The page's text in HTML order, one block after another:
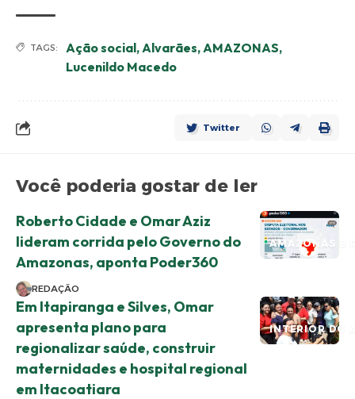
TAGS: Ação social, Alvarães, AMAZONAS,
Lucenildo Macedo
Twitter
Você poderia gostar de ler
AMAZONAS E
Roberto Cidade e Omar Aziz
lideram corrida pelo Governo do
Amazonas, aponta Poder360
REDAÇÃO
INTERIOR DO
Em Itapiranga e Silves, Omar
apresenta plano para
regionalizar saúde, construir
maternidades e hospital regional
em Itacoatiara